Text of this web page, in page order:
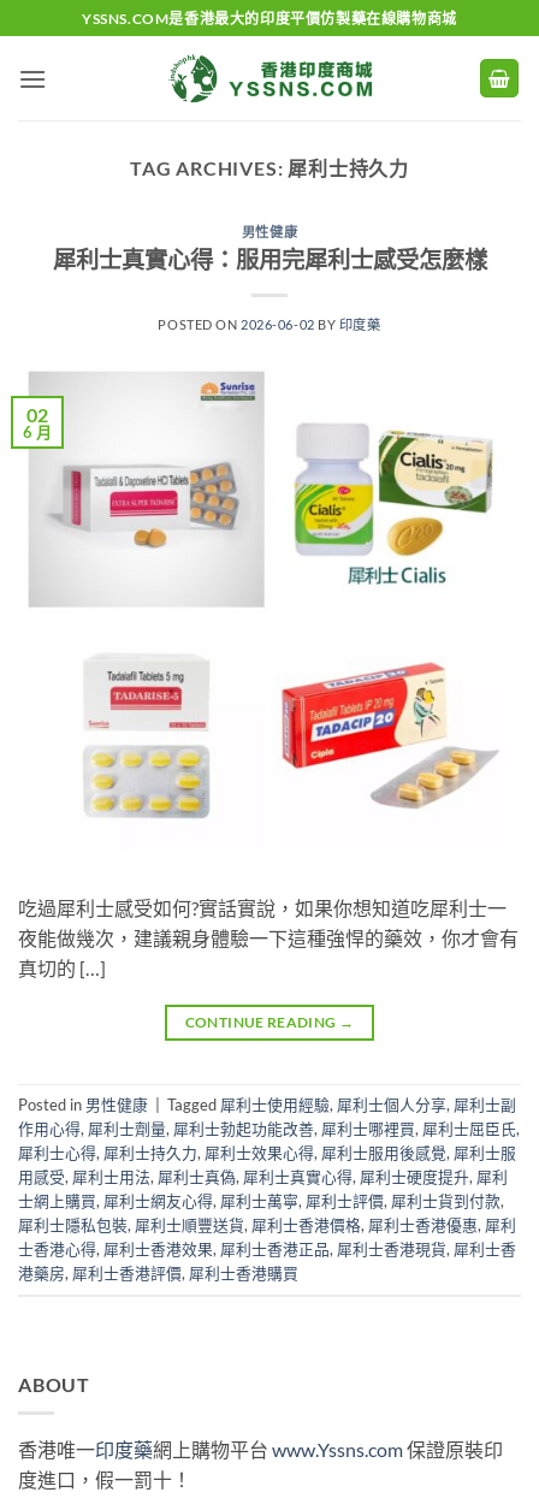
to
content
YSSNS.COM是香港最大的印度平價仿製藥在線購物商城
TAG ARCHIVES: 犀利士持久力
男性健康
犀利士真實心得：服用完犀利士感受怎麼樣
POSTED ON 2026-06-02 BY 印度藥
02
6 月
吃過犀利士感受如何?實話實說，如果你想知道吃犀利士一
夜能做幾次，建議親身體驗一下這種強悍的藥效，你才會有
真切的 […]
CONTINUE READING →
Posted in 男性健康 Tagged 犀利士使用經驗, 犀利士個人分享, 犀利士副
作用心得, 犀利士劑量, 犀利士勃起功能改善, 犀利士哪裡買, 犀利士屈臣氏,
犀利士心得, 犀利士持久力, 犀利士效果心得, 犀利士服用後感覺, 犀利士服
用感受, 犀利士用法, 犀利士真偽, 犀利士真實心得, 犀利士硬度提升, 犀利
士網上購買, 犀利士網友心得, 犀利士萬寧, 犀利士評價, 犀利士貨到付款,
犀利士隱私包裝, 犀利士順豐送貨, 犀利士香港價格, 犀利士香港優惠, 犀利
士香港心得, 犀利士香港效果, 犀利士香港正品, 犀利士香港現貨, 犀利士香
港藥房, 犀利士香港評價, 犀利士香港購買
ABOUT
香港唯一印度藥網上購物平台 www.Yssns.com保證原裝印
度進口，假一罰十！